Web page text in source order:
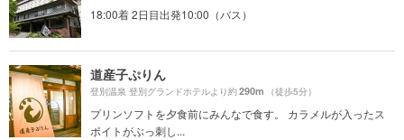
18:00着 2日目出発10:00（バス）
道産子ぷりん
登別温泉 登別グランドホテルより約290m （徒歩5分）
プリンソフトを夕食前にみんなで食す。 カラメルが入ったス
ポイトがぶっ刺し...